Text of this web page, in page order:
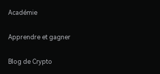
Académie
Apprendre et gagner
Blog de Crypto